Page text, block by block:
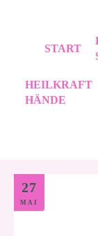
START
HEILKRAFT
HÄNDE
27
MAI